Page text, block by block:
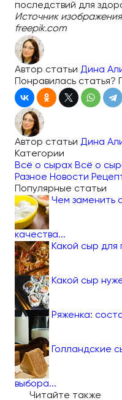
последствий для
Источник
freepik.com
Автор статьи Дина
Понравилась статья?
Автор статьи Дина
Категории
Всё о сырах Всё о
Разное Новости
Популярные статьи
Чем заменить
качества...
Какой сыр для
Какой сыр
Ряженка:
Голландские
выбора...
Читайте также